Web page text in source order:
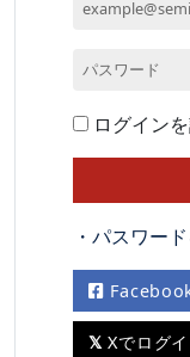
ログイン
・パスワー
Xでログ